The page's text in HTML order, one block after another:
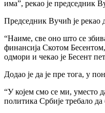
има”, рекао је председник
Председник Вучић је рекао
“Наиме, све оно што се
финансија Скотом
одмори и чекао је Бесент
Додао је да је пре тога, у
“У којем смо се ми, уместо
политика Србије требало